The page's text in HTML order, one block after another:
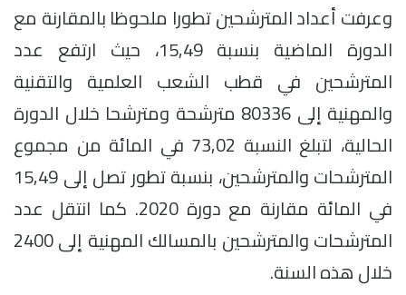
وعرفت أعداد المترشحين تطورا ملحوظا بالمقارنة مع
الدورة الماضية بنسبة 15,49، حيث ارتفع عدد
المترشحين في قطب الشعب العلمية والتقنية
والمهنية إلى 80336 مترشحة ومترشحا خلال الدورة
الحالية، لتبلغ النسبة 73,02 في المائة من مجموع
المترشحات والمترشحين، بنسبة تطور تصل إلى 15,49
في المائة مقارنة مع دورة 2020. كما انتقل عدد
المترشحات والمترشحين بالمسالك المهنية إلى 2400
خلال هذه السنة.